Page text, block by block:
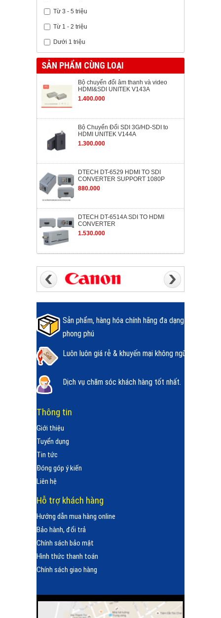
Từ 3 - 5 triệu
Từ 1 - 2 triệu
Dưới 1 triệu
SẢN PHẨM CÙNG LOẠI
Bộ chuyển đổi âm thanh và video
HDMI&SDI UNITEK V143A
1.400.000
Bộ Chuyển Đổi SDI 3G/HD-SDI to
HDMI UNITEK V144A
1.300.000
DTECH DT-6529 HDMI TO SDI
CONVERTER SUPPORT 1080P
880.000
DTECH DT-6514A SDI TO HDMI
CONVERTER
1.530.000
Sản phẩm, hàng hóa chính hãng đa dạng
phong phú
Luôn luôn giá rẻ & khuyến mại không ngừng.
Dịch vụ chăm sóc khách hàng tốt nhất.
Thông tin
Giới thiệu
Tuyển dụng
Tin tức
Đóng góp ý kiến
Liên hệ
Hỗ trợ khách hàng
Hướng dẫn mua hàng online
Bảo hành, đổi trả
Chính sách bảo mật
Hình thức thanh toán
Chính sách giao hàng